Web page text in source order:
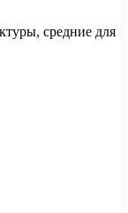
средние для